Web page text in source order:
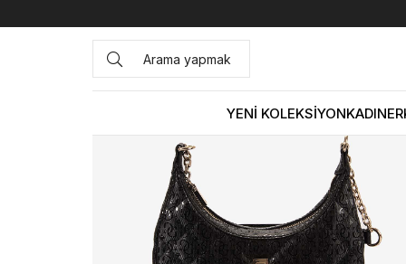
YENİ KOLEKSİYONKADIN
Anasayfa ÇANTA&AKSESUAR KADIN Omuz Çantası